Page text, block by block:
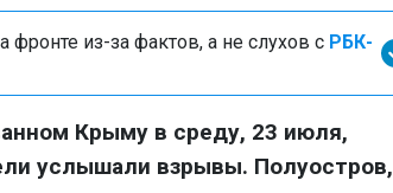
из-за фактов, а не слухов с РБК-
Крыму в среду, 23 июля,
услышали взрывы. Полуостров,